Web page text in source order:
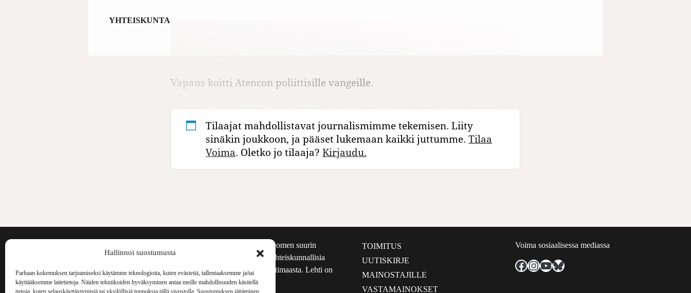
Hallinnoi suostumusta
Parhaan kokemuksen tarjoamiseksi käytämme teknologioita, kuten evästeitä, tallentaaksemme ja/tai
käyttääksemme laitetietoja. Näiden tekniikoiden hyväksyminen antaa meille mahdollisuuden käsitellä
tietoja, kuten selauskäyttäytymistä tai yksilöllisiä tunnuksia tällä sivustolla. Suostumuksen jättäminen
YHTEISKUNTA
Vapaus koitti Atencon poliittisille vangeille.
Tilaajat mahdollistavat journalismimme tekemisen. Liity
sinäkin joukkoon, ja pääset lukemaan kaikki juttumme.Tilaa
Voima. Oletko jo tilaaja?Kirjaudu.
Voima Kustannus
Vellamonkatu 30 B 3 krs.
Voima on painosmäärältään Suomen suurin
kulttuurilehti. Se nostaa esiin yhteiskunnallisia
aiheita niin maailmalta kuin kotimaasta. Lehti on
ilmestynyt vuodesta 1999.
TOIMITUS
UUTISKIRJE
MAINOSTAJILLE
VASTAMAINOKSET
Voima sosiaalisessa mediassa
Facebook
Instagram
YouTube
Bluesky